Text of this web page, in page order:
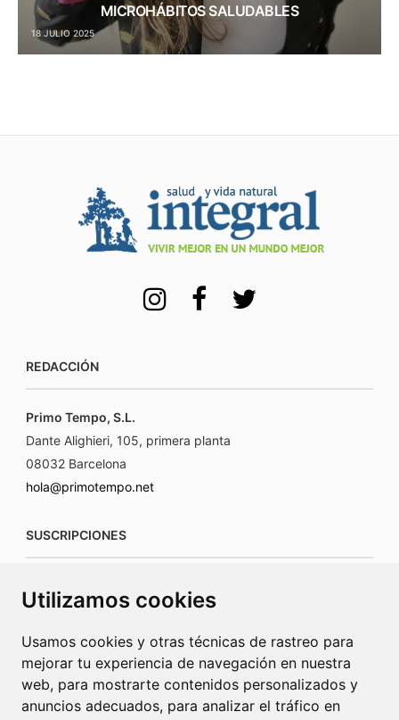
Utilizamos cookies
Usamos cookies y otras técnicas de rastreo para
mejorar tu experiencia de navegación en nuestra
web, para mostrarte contenidos personalizados y
anuncios adecuados, para analizar el tráfico en
MICROHÁBITOS SALUDABLES
18 JULIO 2025
REDACCIÓN
Primo Tempo, S.L.
Dante Alighieri, 105, primera planta
08032 Barcelona
hola@primotempo.net
SUSCRIPCIONES
www.connecorrevistas.com